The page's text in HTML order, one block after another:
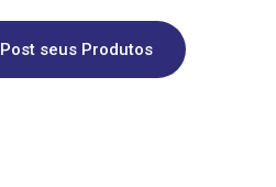
Post seus Produtos